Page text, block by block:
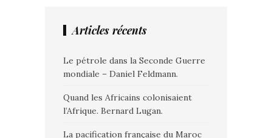
Articles récents
Le pétrole dans la Seconde Guerre
mondiale – Daniel Feldmann.
Quand les Africains colonisaient
l’Afrique. Bernard Lugan.
La pacification française du Maroc